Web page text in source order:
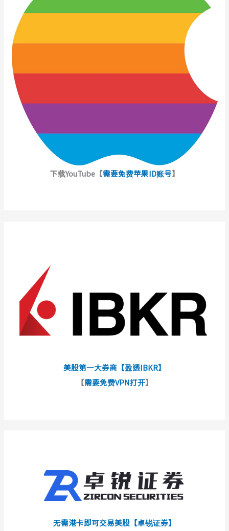
下载YouTube【需要免费苹果ID账号】
美股第一大券商【盈透IBKR】
【需要免费VPN打开】
无需港卡即可交易美股【卓锐证券】